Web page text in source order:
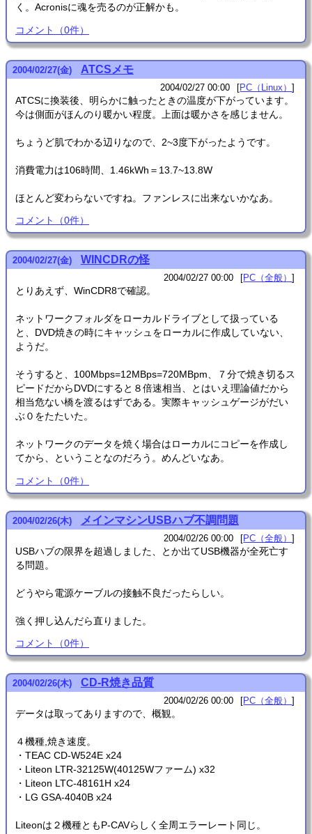
く。Acronisに魂を売るのが正解かも。
コメント （0件）
2004/02/27(金) ATCSメモ
2004/02/27 00:00 PC（Linux）
ATCSに換装後、明らかに触ったときの温度が下がっています。
今は側面がほんのり暖かい程度。上面は暖かさを感じません。
ちょうど肌でわかる辺りなので、2~3度下がったようです。
消費電力は106時間、1.46kWh＝13.7~13.8W
ほとんど変わらないですね。ファンレスに出来ないかなあ。
コメント （0件）
2004/02/27(金) WINCDRの怪
2004/02/27 00:00 PC（全般）
とりあえず、WinCDR8で確認。
ネットワークフォルダをローカルドライブとして扱っている
と、DVD焼きの時にキャッシュをローカルに作成していない、
ようだ。
そうすると、100Mbps=12MBps=720MBpm、７分で焼き切るス
ピードだからDVDにすると８倍速相当、とはいえ理論値だから
相当危ない橋を渡るはずである。実際キャッシュゲージがだい
ぶ０をたたいた。
ネットワークのデータを焼く場合はローカルにコピーを作成し
てから、ということなのだろう。めんどいなあ。
コメント （0件）
2004/02/26(木) メインマシンUSBハブ不調問題
2004/02/26 00:00 PC（全般）
USBハブの限界を超過しました、とか出てUSB機器が全死亡す
る問題。
どうやら電源ケーブルの接触不良だったらしい。
強く押し込んだら直りました。
コメント （0件）
2004/02/26(木) CD-R焼き品質
2004/02/26 00:00 PC（全般）
データは取ってありますので、概観。
４機種,焼き速度。
・TEAC CD-W524E x24
・Liteon LTR-32125W(40125Wファーム) x32
・Liteon LTC-48161H x24
・LG GSA-4040B x24
Liteonは２機種ともP-CAVらしく全周エラーレート同じ。